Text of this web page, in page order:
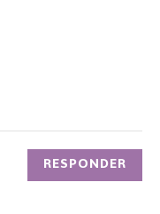
RESPONDER